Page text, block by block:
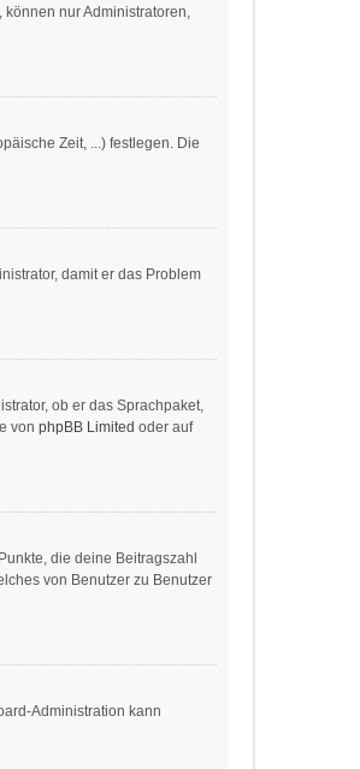
nur Administratoren,
Zeit, ...) festlegen. Die
damit er das Problem
ob er das Sprachpaket,
von phpBB Limited oder auf
die deine Beitragszahl
von Benutzer zu Benutzer
Administration kann